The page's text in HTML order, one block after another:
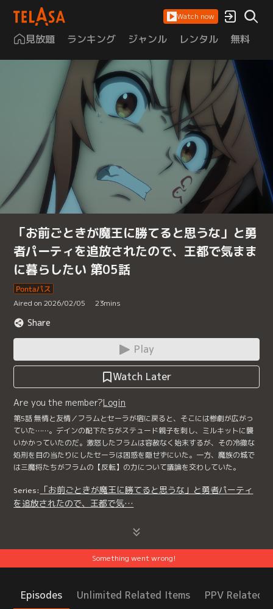
Watch now
見放題 ランキング ジャンル レンタル 無料
「お前ごときが魔王に勝てると思うな」と勇
者パーティを追放されたので、王都で気まま
に暮らしたい 第05話
Aired on 2026/02/05 23mins
Share
Play
Watch Later
Are you the member?Login
第5話 無情と友情／フラムとセーラが宿に戻ると、そこには惨劇が広がっ
ていた……。デインの配下たちがステュード親子を刺し、ミルキットに襲
いかかっていたのだ。激怒したフラムは容赦なく始末するが、その冷徹な
処刑を目の当たりにしたセーラは困惑を隠せずにいた。一方、魔族の城で
は三魔将たちがフラムの【反転】の力について議論を交わしていた。
Series: 「お前ごときが魔王に勝てると思うな」と勇者パーティ
を追放されたので、王都で気…
Something went wrong!
Episodes Unlimited Related Items PPV Related